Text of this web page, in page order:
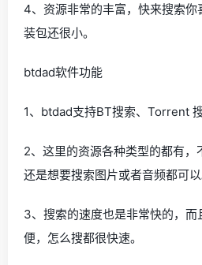
4、资源非常的丰富，快来搜索你
装包还很小。
btdad软件功能
1、btdad支持BT搜索、Torrent
2、这里的资源各种类型的都有，
还是想要搜索图片或者音频都可以
3、搜索的速度也是非常快的，
便，怎么搜都很快速。